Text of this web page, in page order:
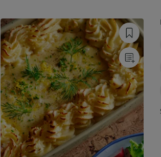
FISKRECEPT
FISKSOPPOR
FLÄSKFILÉER
I UGN
SÖTPOTATIS
I UGN
BACON
I UGN
POTATIS
I UGN